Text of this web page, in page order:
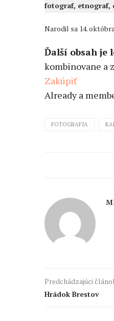
fotograf, etnograf,
Narodil sa 14.
Ďalší obsah je
kombinovane a
Zakúpiť
Already a
FOTOGRAFIA
Predchádzajúci
Hrádok Brestov